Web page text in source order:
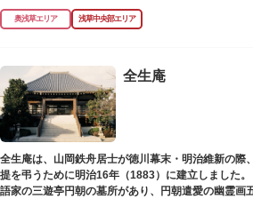
られて暗渠となり、細長い公園として生まれ変わり
は、猪牙舟についての説明板も設置されています。
奥浅草エリア 浅草中央部エリア
全生庵
全生庵は、山岡鉄舟居士が徳川幕末・明治維新の際
提を弔うために明治16年（1883）に建立しました
語家の三遊亭円朝の墓所があり、円朝遣愛の幽霊画